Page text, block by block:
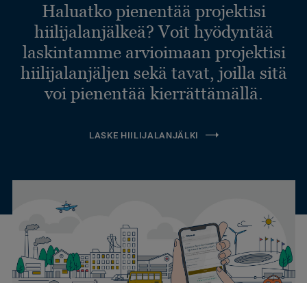
Haluatko pienentää projektisi
hiilijalanjälkeä? Voit hyödyntää
laskintamme arvioimaan projektisi
hiilijalanjäljen sekä tavat, joilla sitä
voi pienentää kierrättämällä.
LASKE HIILIJALANJÄLKI